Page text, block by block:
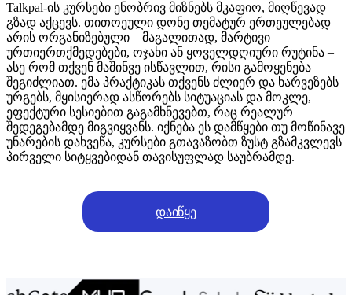
Talkpal-ის კურსები ენობრივ მიზნებს მკაფიო, მიღწევად
გზად აქცევს. თითოეული დონე თემატურ ერთეულებად
არის ორგანიზებული – მაგალითად, მარტივი
ურთიერთქმედებები, ოჯახი ან ყოველდღიური რუტინა –
ასე რომ თქვენ მაშინვე ისწავლით, რისი გამოყენება
შეგიძლიათ. ემა პრაქტიკას თქვენს ძლიერ და ხარვეზებს
ურგებს, მყისიერად ასწორებს სიტუაციას და მოკლე,
ეფექტური სესიებით გაგამხნევებთ, რაც რეალურ
შედეგებამდე მიგვიყვანს. იქნება ეს დამწყები თუ მოწინავე
უნარების დახვეწა, კურსები გთავაზობთ ზუსტ გზამკვლევს
პირველი სიტყვებიდან თავისუფლად საუბრამდე.
დაიწყე